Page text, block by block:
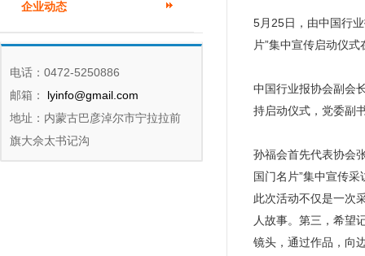
企业动态
电话：0472-5250886
邮箱：
lyinfo@gmail.com
地址：内蒙古巴彦淖尔市宁拉拉前
旗大佘太书记沟
5月25日，由中国行
片”集中宣传启动仪
中国行业报协会副会
持启动仪式，党委副
孙福会首先代表协会
国门名片”集中宣传
此次活动不仅是一次
人故事。第三，希望
镜头，通过作品，向